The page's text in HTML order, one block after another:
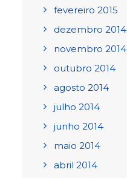
fevereiro 2015
dezembro 2014
novembro 2014
outubro 2014
agosto 2014
julho 2014
junho 2014
maio 2014
abril 2014